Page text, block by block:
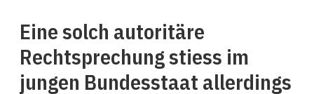
Eine solch autoritäre
Rechtsprechung stiess im
jungen Bundesstaat allerdings